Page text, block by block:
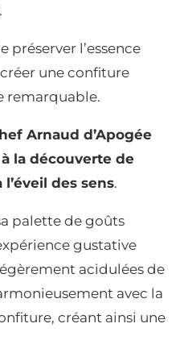
préserver l’essence
une confiture
remarquable.
Arnaud d’Apogée
la découverte de
des sens.
palette de goûts
gustative
acidulées de
avec la
créant ainsi une